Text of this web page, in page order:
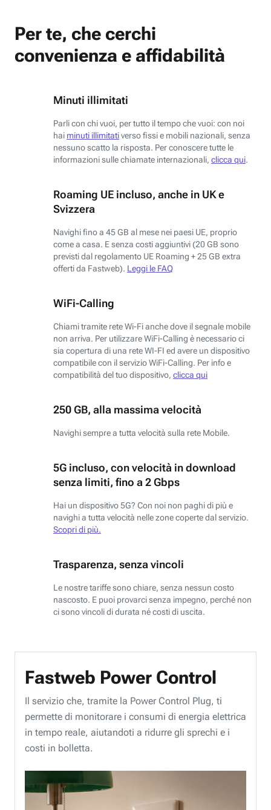
Per te, che cerchi
convenienza e affidabilità
Minuti illimitati
Parli con chi vuoi, per tutto il tempo che vuoi: con noi
hai minuti illimitativerso fissi e mobili nazionali, senza
nessuno scatto la risposta. Per conoscere tutte le
informazioni sulle chiamate internazionali, clicca qui.
Roaming UE incluso, anche in UK e
Svizzera
Navighi fino a 45 GB al mese nei paesi UE, proprio
come a casa. E senza costi aggiuntivi (20 GB sono
previsti dal regolamento UE Roaming + 25 GB extra
offerti da Fastweb). Leggi le FAQ
WiFi-Calling
Chiami tramite rete Wi-Fi anche dove il segnale mobile
non arriva. Per utilizzare WiFi-Calling è necessario ci
sia copertura di una rete WI-FI ed avere un dispositivo
compatibile con il servizio WiFi-Calling. Per info e
compatibilità del tuo dispositivo, clicca qui
250 GB, alla massima velocità
Navighi sempre a tutta velocità sulla rete Mobile.
5G incluso, con velocità in download
senza limiti, fino a 2 Gbps
Hai un dispositivo 5G? Con noi non paghi di più e
navighi a tutta velocità nelle zone coperte dal servizio.
Scopri di più.
Trasparenza, senza vincoli
Le nostre tariffe sono chiare, senza nessun costo
nascosto. E puoi provarci senza impegno, perché non
ci sono vincoli di durata né costi di uscita.
Fastweb Power Control
Il servizio che, tramite la Power Control Plug, ti
permette di monitorare i consumi di energia elettrica
in tempo reale, aiutandoti a ridurre gli sprechi e i
costi in bolletta.